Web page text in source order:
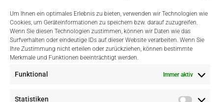
Um Ihnen ein optimales Erlebnis zu bieten, verwenden wir Technologien wie
Cookies, um Geräteinformationen zu speichern bzw. darauf zuzugreifen.
Wenn Sie diesen Technologien zustimmen, können wir Daten wie das
Surfverhalten oder eindeutige IDs auf dieser Website verarbeiten. Wenn Sie
Ihre Zustimmung nicht erteilen oder zurückziehen, können bestimmte
Merkmale und Funktionen beeinträchtigt werden.
Funktional Immer aktiv
Statistiken
Einfach Online Bezahlen